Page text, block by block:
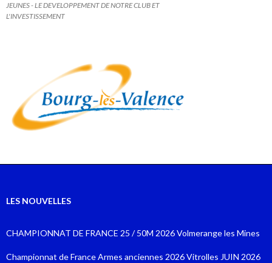
JEUNES - LE DEVELOPPEMENT DE NOTRE CLUB ET
L'INVESTISSEMENT
LES NOUVELLES
CHAMPIONNAT DE FRANCE 25 / 50M 2026 Volmerange les Mines
Championnat de France Armes anciennes 2026 Vitrolles JUIN 2026